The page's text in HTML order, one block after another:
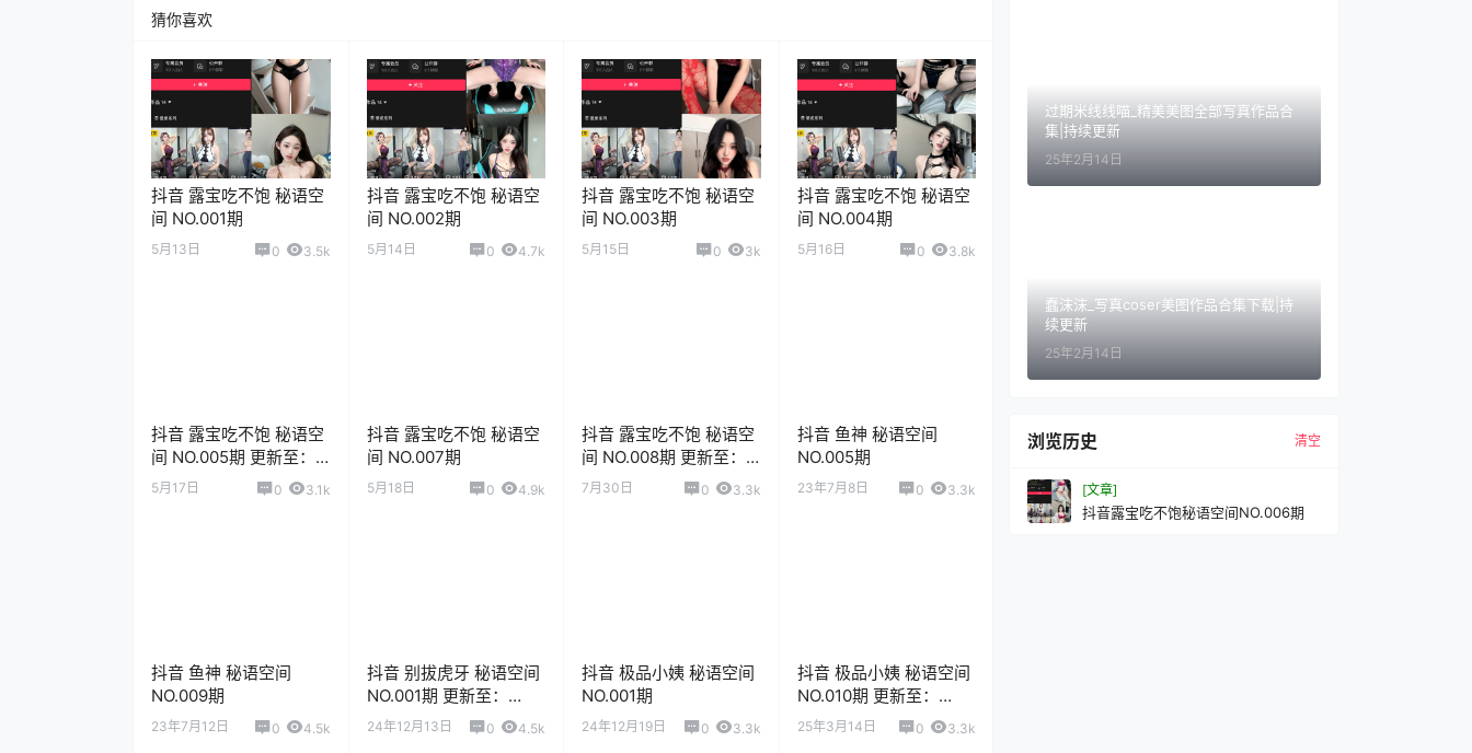
猜你喜欢
抖音 露宝吃不饱 秘语空
间 NO.001期
5月13日 0 3.5k
抖音 露宝吃不饱 秘语空
间 NO.002期
5月14日 0 4.7k
抖音 露宝吃不饱 秘语空
间 NO.003期
5月15日 0 3k
抖音 露宝吃不饱 秘语空
间 NO.004期
5月16日 0 3.8k
抖音 露宝吃不饱 秘语空
间 NO.005期 更新至：
2026.5.16
5月17日 0 3.1k
抖音 露宝吃不饱 秘语空
间 NO.007期
5月18日 0 4.9k
抖音 露宝吃不饱 秘语空
间 NO.008期 更新至：
2026.7.29
7月30日 0 3.3k
抖音 鱼神 秘语空间
NO.005期
23年7月8日 0 3.3k
抖音 鱼神 秘语空间
NO.009期
23年7月12日 0 4.5k
抖音 别拔虎牙 秘语空间
NO.001期 更新至：
2025.8.13
24年12月13日 0 4.5k
抖音 极品小姨 秘语空间
NO.001期
24年12月19日 0 3.3k
抖音 极品小姨 秘语空间
NO.010期 更新至：
2025.9.6
25年3月14日 0 3.3k
过期米线线喵_精美美图全部写真作品合
集|持续更新
25年2月14日
蠢沫沫_写真coser美图作品合集下载|持
续更新
25年2月14日
浏览历史 清空
[文章]
抖音露宝吃不饱秘语空间NO.006期